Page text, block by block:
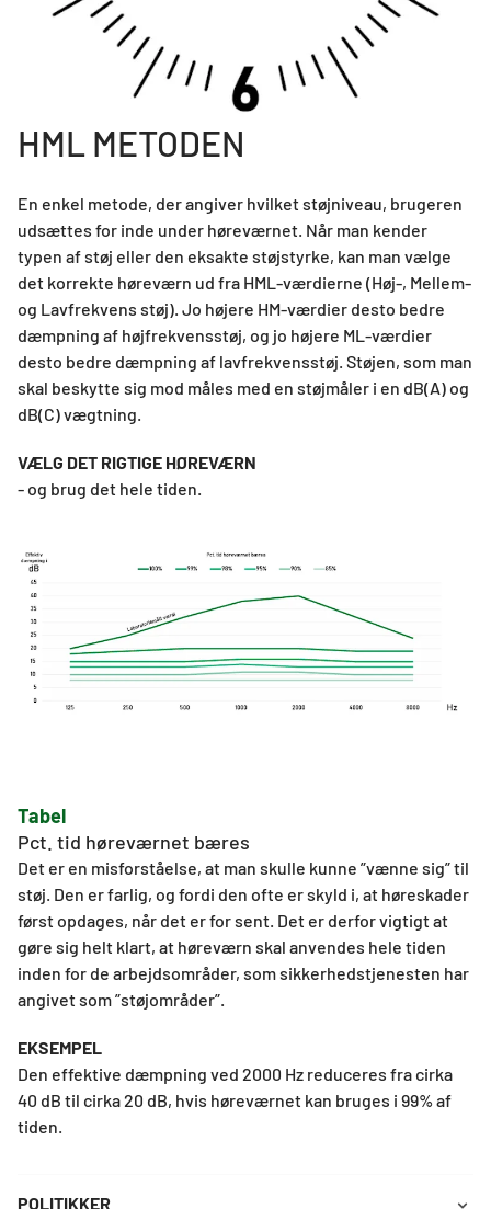
HML METODEN
​​​​​​​En enkel metode, der angiver hvilket støjniveau, brugeren
udsættes for inde under høreværnet. Når man kender
typen af støj eller den eksakte støjstyrke, kan man vælge
det korrekte høreværn ud fra HML-værdierne (Høj-, Mellem-
og Lavfrekvens støj). Jo højere HM-værdier desto bedre
dæmpning af højfrekvensstøj, og jo højere ML-værdier
desto bedre dæmpning af lavfrekvensstøj. Støjen, som man
skal beskytte sig mod måles med en støjmåler i en dB(A) og
dB(C) vægtning.
VÆLG DET RIGTIGE HØREVÆRN
- og brug det hele tiden.
Tabel
Pct. tid høreværnet bæres
Det er en misforståelse, at man skulle kunne ”vænne sig” til
støj. Den er farlig, og fordi den ofte er skyld i, at høreskader
først opdages, når det er for sent. Det er derfor vigtigt at
gøre sig helt klart, at høreværn skal anvendes hele tiden
inden for de arbejdsområder, som sikkerhedstjenesten har
angivet som ”støjområder”.
EKSEMPEL
Den effektive dæmpning ved 2000 Hz reduceres fra cirka
40 dB til cirka 20 dB, hvis høreværnet kan bruges i 99% af
tiden.
POLITIKKER